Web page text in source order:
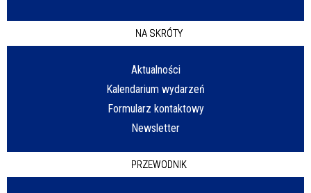
NA SKRÓTY
Aktualności
Kalendarium wydarzeń
Formularz kontaktowy
Newsletter
PRZEWODNIK